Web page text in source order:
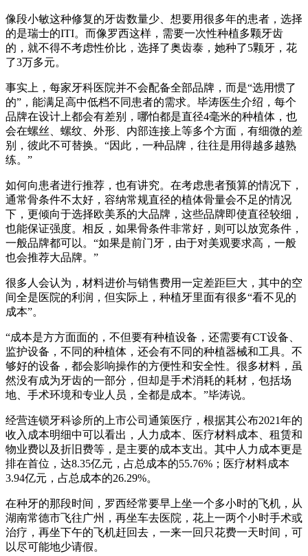
像段小敏这种修复的牙齿数量少、想要用很多年的患者，选择
的是瑞士的ITI。而像罗西这样，需要一次性种植多颗牙齿
的，就不得不考虑性价比，选择了奥齿泰，她种了5颗牙，花
了3万多元。
事实上，每家牙科医院并不会配备全部品牌，而是“选用惯了
的”，能满足高中低档不同患者的需求。毕涛医生介绍，每个
品牌在设计上都会有差别，哪怕都是直径4毫米的种植体，也
会在螺丝、螺纹、外形、内部连接上等多个方面，有细微的差
别，彼此不可替换。“因此，一种品牌，往往是用得越多越熟
练。”
如何向患者进行推荐，也有讲究。在考虑患者预算的情况下，
通常骨条件不太好，容纳常规直径的植体骨量会不足的情况
下，更倾向于选择欧美系的大品牌，这些品牌即使直径较细，
也能保证强度。相反，如果骨条件非常好，则可以放宽条件，
一般品牌都可以。“如果是前门牙，由于对美观要求高，一般
也会推荐大品牌。”
很多人会认为，材料进价与销售费用一定差距巨大，其中的空
间全是医院的利润，但实际上，种植牙里面有很多“看不见的
成本”。
“成本是方方面面的，不但要有种植设备，还需要有CT设备、
监护设备，不同的种植体，还会有不同的种植器械和工具。不
够好的设备，都会影响操作的方便性和安全性。很多材料，虽
然没有成为牙齿的一部分，但却是手术消耗的耗材，包括场
地、手术环境和专业人员，全都是成本。”毕涛说。
经营连锁牙科诊所的上市公司通策医疗，根据其公布2021年的
收入成本明细中可以看出，人力成本、医疗材料成本、租赁和
物业费以及折旧费等，是主要的成本支出。其中人力成本更是
排在首位，达8.35亿元，占总成本的55.76%；医疗材料成本
3.94亿元，占总成本的26.29%。
在种牙的那段时间，罗西经常要早上坐一个多小时的飞机，从
湖南常德市飞往广州，再坐车去医院，花上一两个小时手术或
治疗，再坐下午的飞机赶回去，一来一回只花费一天时间，可
以尽可能地少请假。